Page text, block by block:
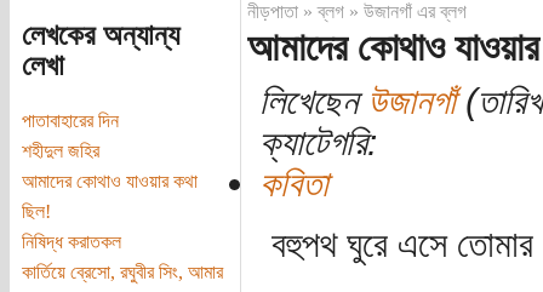
লেখকের অন্যান্য
লেখা
পাতাবাহারের দিন
শহীদুল জহির
আমাদের কোথাও যাওয়ার কথা
ছিল!
নিষিদ্ধ করাতকল
কার্তিয়ে ব্রেসো, রঘুবীর সিং, আমার
নীড়পাতা»ব্লগ» উজানগাঁ এর ব্লগ
আমাদের কোথাও
লিখেছেনউজানগাঁ
ক্যাটেগরি:
কবিতা
বহুপথ ঘুরে এসে